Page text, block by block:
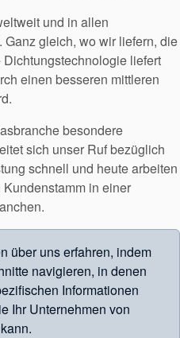
und in allen
gleich, wo wir liefern, die
liefert
einen besseren mittleren
besondere
sich unser Ruf bezüglich
schnell und heute arbeiten
in einer
über uns erfahren, indem
navigieren, in denen
Informationen
Ihr Unternehmen von